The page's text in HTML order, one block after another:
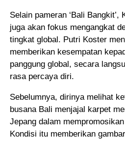
Selain pameran ‘Bali Bangkit’,
juga akan fokus mengangkat
tingkat global. Putri Koster
memberikan kesempatan
panggung global, secara
rasa percaya diri.
Sebelumnya, dirinya melihat
busana Bali menjajal karpet
Jepang dalam
Kondisi itu memberikan